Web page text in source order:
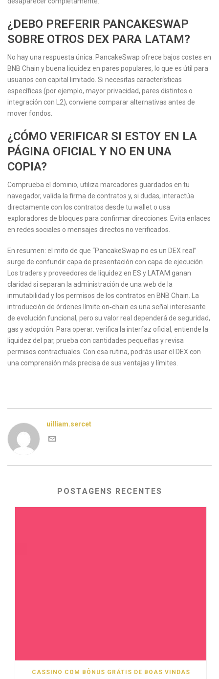
¿DEBO PREFERIR PANCAKESWAP
SOBRE OTROS DEX PARA LATAM?
No hay una respuesta única. PancakeSwap ofrece bajos costes en
BNB Chain y buena liquidez en pares populares, lo que es útil para
usuarios con capital limitado. Si necesitas características
específicas (por ejemplo, mayor privacidad, pares distintos o
integración con L2), conviene comparar alternativas antes de
mover fondos.
¿CÓMO VERIFICAR SI ESTOY EN LA
PÁGINA OFICIAL Y NO EN UNA
COPIA?
Comprueba el dominio, utiliza marcadores guardados en tu
navegador, valida la firma de contratos y, si dudas, interactúa
directamente con los contratos desde tu wallet o usa
exploradores de bloques para confirmar direcciones. Evita enlaces
en redes sociales o mensajes directos no verificados.
En resumen: el mito de que “PancakeSwap no es un DEX real”
surge de confundir capa de presentación con capa de ejecución.
Los traders y proveedores de liquidez en ES y LATAM ganan
claridad si separan la administración de una web de la
inmutabilidad y los permisos de los contratos en BNB Chain. La
introducción de órdenes límite on‑chain es una señal interesante
de evolución funcional, pero su valor real dependerá de seguridad,
gas y adopción. Para operar: verifica la interfaz oficial, entiende la
liquidez del par, prueba con cantidades pequeñas y revisa
permisos contractuales. Con esa rutina, podrás usar el DEX con
una comprensión más precisa de sus ventajas y límites.
uilliam.sercet
POSTAGENS RECENTES
CASSINO COM BÔNUS GRÁTIS DE BOAS VINDAS